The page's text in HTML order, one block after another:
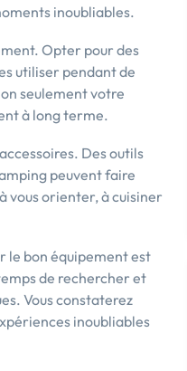
inoubliables.
Opter pour des
utiliser pendant de
seulement votre
à long terme.
Des outils
peuvent faire
vous orienter, à cuisiner
le bon équipement est
de rechercher et
Vous constaterez
inoubliables